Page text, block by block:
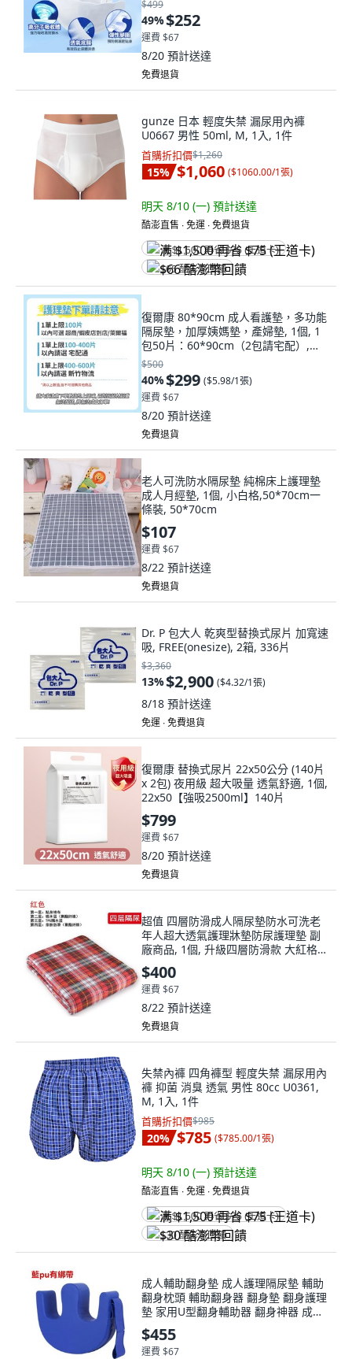
$499
49%$252
運費 $67
8/20 預計送達
免費退貨
gunze 日本 輕度失禁 漏尿用內褲
U0667 男性 50ml, M, 1入, 1件
首購折扣價$1,260
15% $1,060 ($1060.00/1張)
明天 8/10 (一) 預計送達
酷澎直售 ∙ 免運 ∙ 免費退貨
满 $1,500 再省 $75 (王道卡)
$66 酷澎幣回饋
復爾康 80*90cm 成人看護墊，多功能
隔尿墊，加厚姨媽墊，產婦墊, 1個, 1
包50片：60*90cm（2包請宅配）,
60*90cm, 50片
$500
40%$299 ($5.98/1張)
運費 $67
8/20 預計送達
免費退貨
老人可洗防水隔尿墊 純棉床上護理墊
成人月經墊, 1個, 小白格,50*70cm一
條裝, 50*70cm
$107
運費 $67
8/22 預計送達
免費退貨
Dr. P 包大人 乾爽型替換式尿片 加寬速
吸, FREE(onesize), 2箱, 336片
$3,360
13%$2,900 ($4.32/1張)
8/18 預計送達
免運 ∙ 免費退貨
復爾康 替換式尿片 22x50公分 (140片
x 2包) 夜用級 超大吸量 透氣舒適, 1個,
22x50【強吸2500ml】140片
$799
運費 $67
8/20 預計送達
免費退貨
超值 四層防滑成人隔尿墊防水可洗老
年人超大透氣護理牀墊防尿護理墊 副
廠商品, 1個, 升級四層防滑款 大紅格
子,45*60cm
$400
運費 $67
8/22 預計送達
免費退貨
失禁內褲 四角褲型 輕度失禁 漏尿用內
褲 抑菌 消臭 透氣 男性 80cc U0361,
M, 1入, 1件
首購折扣價$985
20% $785 ($785.00/1張)
明天 8/10 (一) 預計送達
酷澎直售 ∙ 免運 ∙ 免費退貨
满 $1,500 再省 $75 (王道卡)
$30 酷澎幣回饋
成人輔助翻身墊 成人護理隔尿墊 輔助
翻身枕頭 輔助翻身器 翻身墊 翻身護理
墊 家用U型翻身輔助器 翻身神器 成人
輔助, 1個, 藍色PU防水綁帶款 13公分
高彈海棉
$455
運費 $67